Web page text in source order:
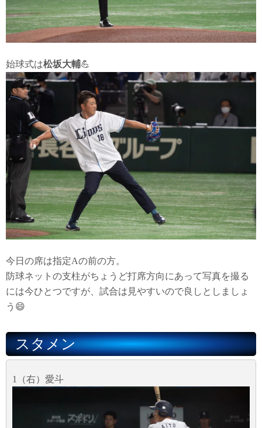
始球式は松坂大輔💪
今日の席は指定Aの前の方。
防球ネットの支柱がちょうど打席方向にあって写真を撮る
には今ひとつですが、試合は見やすいので良しとしましょ
う😄
スタメン
1（右）愛斗